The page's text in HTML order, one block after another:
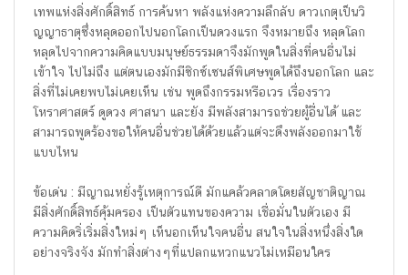
เทพแห่งสิ่งศักดิ์สิทธ์ การค้นหา พลังแห่งความลึกลับ ดาวเกตุเป็นวิ
ญญาธาตุซึ่งหลุดออกไปนอกโลกเป็นดวงแรก จึงหมายถึง หลุดโลก
หลุดไปจากความคิดแบบมนุษย์ธรรมดาจึงมักพูดในสิ่งที่คนอื่นไม่
เข้าใจ ไปไม่ถึง แต่ตนเองมักมีซิกซ์เซนส์พิเศษพูดได้ถึงนอกโลก และ
สิ่งที่ไม่เคยพบไม่เคยเห็น เช่น พูดถึงกรรมหรือเวร เรื่องราว
โหราศาสตร์ ดูดวง ศาสนา และยัง มีพลังสามารถช่วยผู้อื่นได้ และ
สามารถพูดร้องขอให้คนอื่นช่วยได้ด้วยแล้วแต่จะดึงพลังออกมาใช้
แบบไหน
ข้อเด่น : มีญาณหยั่งรู้เหตุการณ์ดี มักแคล้วคลาดโดยสัญชาติญาณ
มีสิ่งศักดิ์สิทธ์คุ้มครอง เป็นตัวแทนของความ เชื่อมั่นในตัวเอง มี
ความคิดริ่เริ่มสิ่งใหม่ๆ เห็นอกเห็นใจคนอื่น สนใจในสิ่งหนึ่งสิ่งใด
อย่างจริงจัง มักทำสิ่งต่างๆที่แปลกแหวกแนวไม่เหมือนใคร